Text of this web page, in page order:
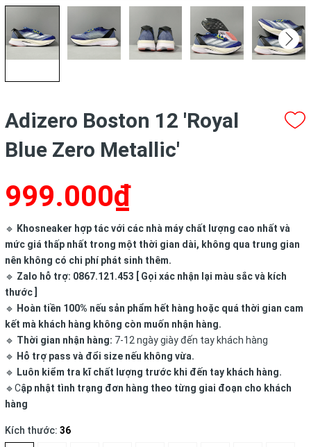
Adizero Boston 12 'Royal
Blue Zero Metallic'
999.000₫
🔹 Khosneaker hợp tác với các nhà máy chất lượng cao nhất và
mức giá thấp nhất trong một thời gian dài, không qua trung gian
nên không có chi phí phát sinh thêm.
🔹 Zalo hỗ trợ: 0867.121.453 [ Gọi xác nhận lại màu sắc và kích
thước ]
🔹 Hoàn tiền 100% nếu sản phẩm hết hàng hoặc quá thời gian cam
kết mà khách hàng không còn muốn nhận hàng.
🔹 Thời gian nhận hàng: 7-12 ngày giày đến tay khách hàng
🔹 Hỗ trợ pass và đổi size nếu không vừa.
🔹 Luôn kiểm tra kĩ chất lượng trước khi đến tay khách hàng.
🔹Cập nhật tình trạng đơn hàng theo từng giai đoạn cho khách
hàng
Kích thước: 36